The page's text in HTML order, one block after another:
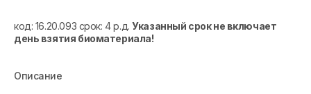
код: 16.20.093 срок: 4 р.д.Указанный срок не включает
день взятия биоматериала!
Описание